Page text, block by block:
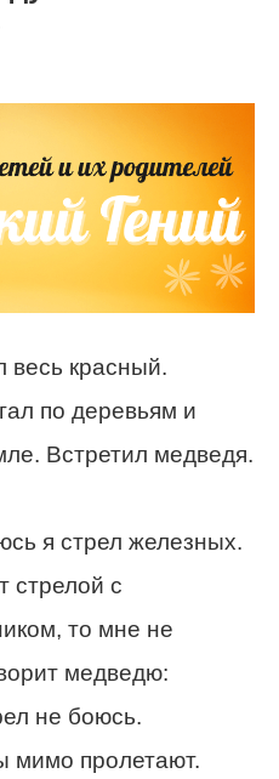
весь красный.
по деревьям и
Встретил медведя.
я стрел железных.
стрелой с
то мне не
медведю:
не боюсь.
мимо пролетают.